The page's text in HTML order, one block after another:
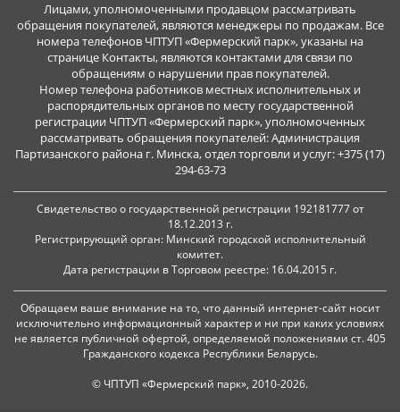
Лицами, уполномоченными продавцом рассматривать
обращения покупателей, являются менеджеры по продажам. Все
номера телефонов ЧПТУП «Фермерский парк», указаны на
странице Контакты, являются контактами для связи по
обращениям о нарушении прав покупателей.
Номер телефона работников местных исполнительных и
распорядительных органов по месту государственной
регистрации ЧПТУП «Фермерский парк», уполномоченных
рассматривать обращения покупателей: Администрация
Партизанского района г. Минска, отдел торговли и услуг: +375 (17)
294-63-73
Свидетельство о государственной регистрации 192181777 от
18.12.2013 г.
Регистрирующий орган: Минский городской исполнительный
комитет.
Дата регистрации в Торговом реестре: 16.04.2015 г.
Обращаем ваше внимание на то, что данный интернет-сайт носит
исключительно информационный характер и ни при каких условиях
не является публичной офертой, определяемой положениями ст. 405
Гражданского кодекса Республики Беларусь.
© ЧПТУП «Фермерский парк», 2010-2026.